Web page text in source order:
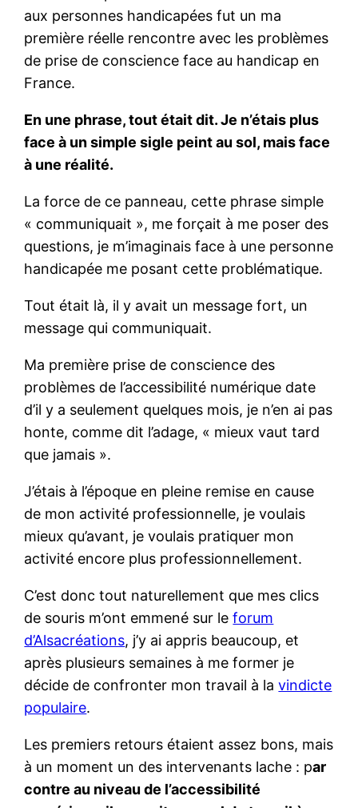
aux personnes handicapées fut un ma
première réelle rencontre avec les problèmes
de prise de conscience face au handicap en
France.
En une phrase, tout était dit. Je n’étais plus
face à un simple sigle peint au sol, mais face
à une réalité.
La force de ce panneau, cette phrase simple
« communiquait », me forçait à me poser des
questions, je m’imaginais face à une personne
handicapée me posant cette problématique.
Tout était là, il y avait un message fort, un
message qui communiquait.
Ma première prise de conscience des
problèmes de l’accessibilité numérique date
d’il y a seulement quelques mois, je n’en ai pas
honte, comme dit l’adage, « mieux vaut tard
que jamais ».
J’étais à l’époque en pleine remise en cause
de mon activité professionnelle, je voulais
mieux qu’avant, je voulais pratiquer mon
activité encore plus professionnellement.
C’est donc tout naturellement que mes clics
de souris m’ont emmené sur leforum
d’Alsacréations, j’y ai appris beaucoup, et
après plusieurs semaines à me former je
décide de confronter mon travail à lavindicte
populaire.
Les premiers retours étaient assez bons, mais
à un moment un des intervenants lache : par
contre au niveau de l’accessibilité